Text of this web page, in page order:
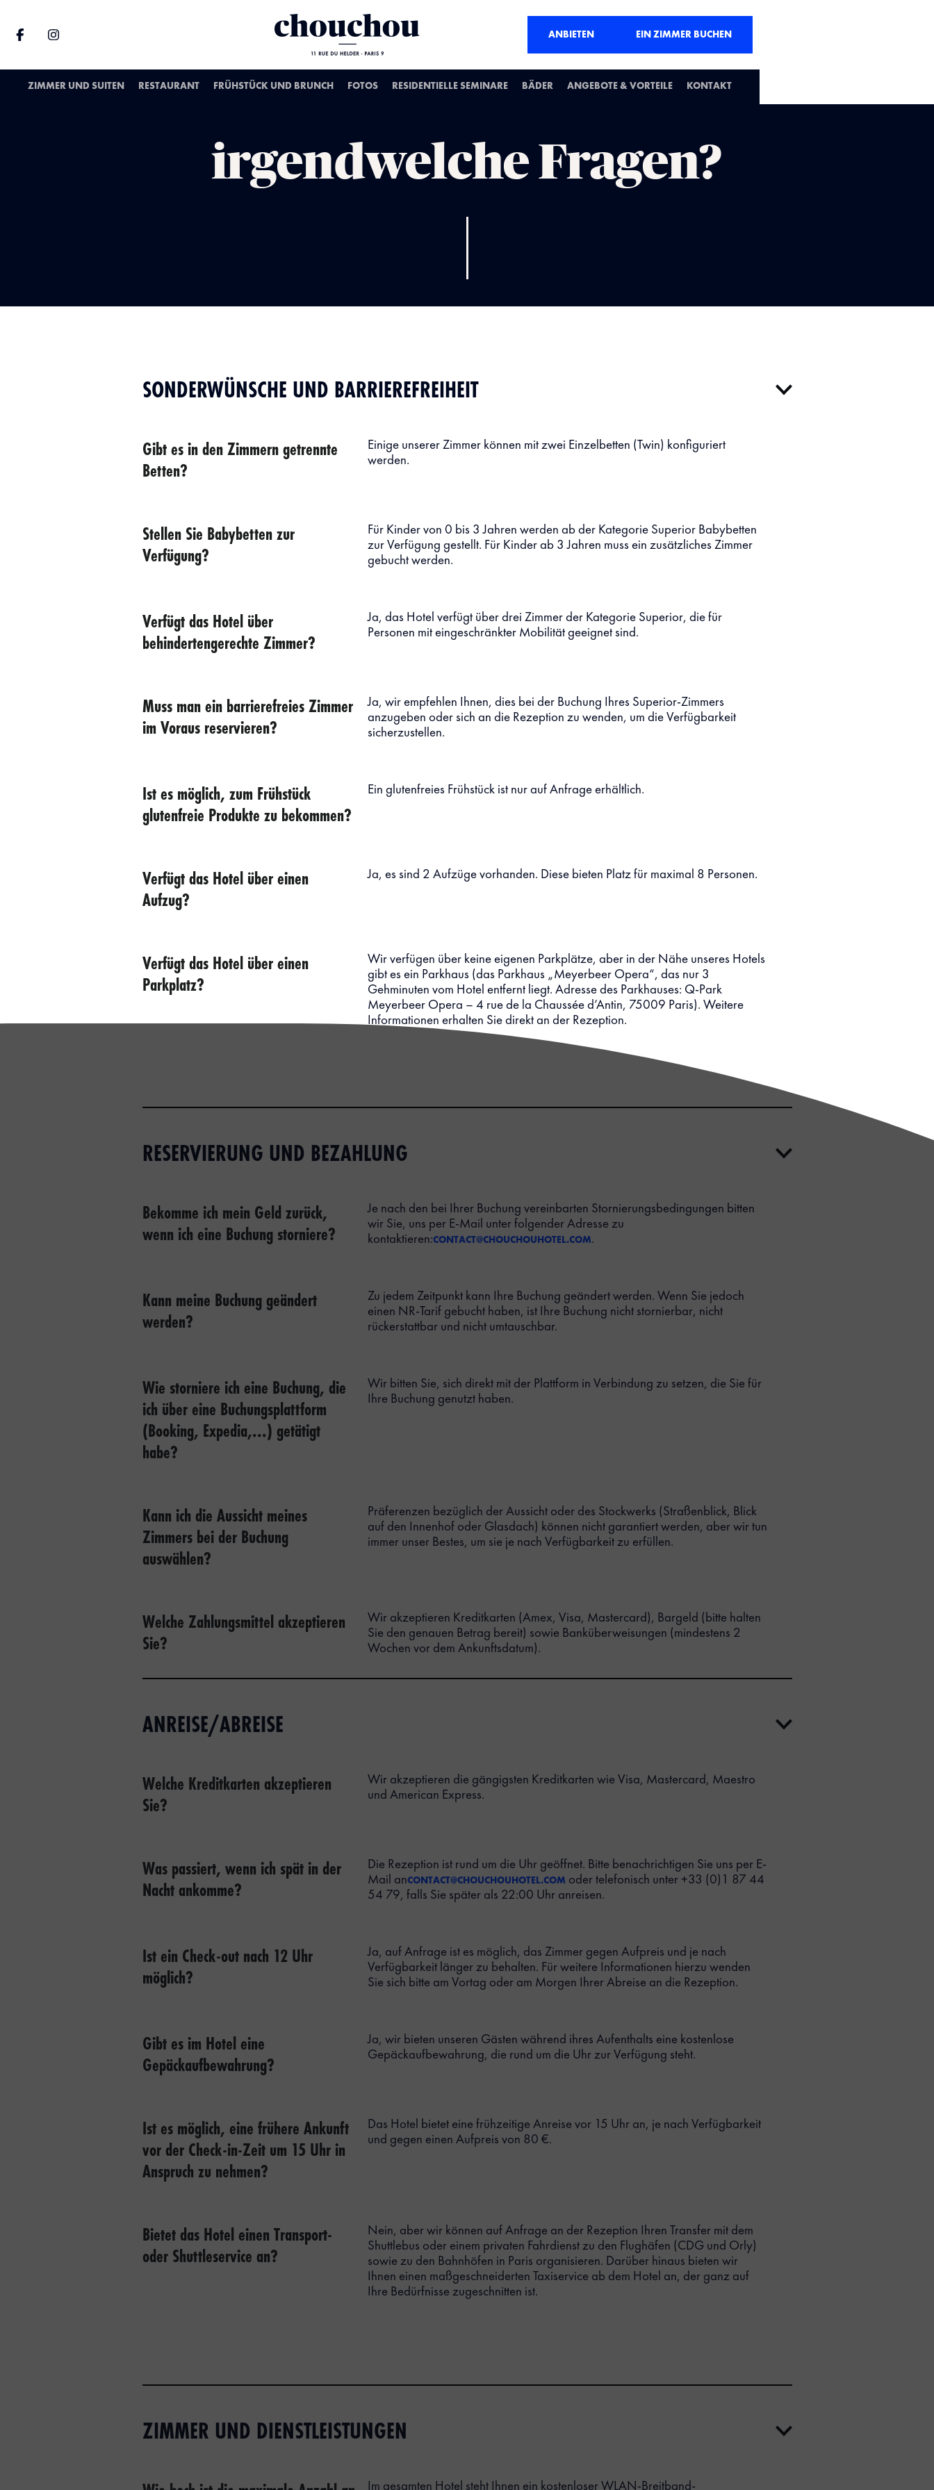
ANBIETEN EIN ZIMMER BUCHEN
ZIMMER UND SUITEN RESTAURANT FRÜHSTÜCK UND BRUNCH FOTOS RESIDENTIELLE SEMINARE BÄDER ANGEBOTE & VORTEILE KONTAKT
irgendwelche Fragen?
SONDERWÜNSCHE UND BARRIEREFREIHEIT
Gibt es in den Zimmern getrennte
Betten?
Einige unserer Zimmer können mit zwei Einzelbetten (Twin) konfiguriert
werden.
Stellen Sie Babybetten zur
Verfügung?
Für Kinder von 0 bis 3 Jahren werden ab der Kategorie Superior Babybetten
zur Verfügung gestellt. Für Kinder ab 3 Jahren muss ein zusätzliches Zimmer
gebucht werden.
Verfügt das Hotel über
behindertengerechte Zimmer?
Ja, das Hotel verfügt über drei Zimmer der Kategorie Superior, die für
Personen mit eingeschränkter Mobilität geeignet sind.
Muss man ein barrierefreies Zimmer
im Voraus reservieren?
Ja, wir empfehlen Ihnen, dies bei der Buchung Ihres Superior-Zimmers
anzugeben oder sich an die Rezeption zu wenden, um die Verfügbarkeit
sicherzustellen.
Ist es möglich, zum Frühstück
glutenfreie Produkte zu bekommen?
Ein glutenfreies Frühstück ist nur auf Anfrage erhältlich.
Verfügt das Hotel über einen
Aufzug?
Ja, es sind 2 Aufzüge vorhanden. Diese bieten Platz für maximal 8 Personen.
Verfügt das Hotel über einen
Parkplatz?
Wir verfügen über keine eigenen Parkplätze, aber in der Nähe unseres Hotels
gibt es ein Parkhaus (das Parkhaus „Meyerbeer Opera“, das nur 3
Gehminuten vom Hotel entfernt liegt. Adresse des Parkhauses: Q-Park
Meyerbeer Opera – 4 rue de la Chaussée d’Antin, 75009 Paris). Weitere
Informationen erhalten Sie direkt an der Rezeption.
RESERVIERUNG UND BEZAHLUNG
Bekomme ich mein Geld zurück,
wenn ich eine Buchung storniere?
Je nach den bei Ihrer Buchung vereinbarten Stornierungsbedingungen bitten
wir Sie, uns per E-Mail unter folgender Adresse zu
kontaktieren:CONTACT@CHOUCHOUHOTEL.COM.
Kann meine Buchung geändert
werden?
Zu jedem Zeitpunkt kann Ihre Buchung geändert werden. Wenn Sie jedoch
einen NR-Tarif gebucht haben, ist Ihre Buchung nicht stornierbar, nicht
rückerstattbar und nicht umtauschbar.
Wie storniere ich eine Buchung, die
ich über eine Buchungsplattform
(Booking, Expedia,...) getätigt
habe?
Wir bitten Sie, sich direkt mit der Plattform in Verbindung zu setzen, die Sie für
Ihre Buchung genutzt haben.
Kann ich die Aussicht meines
Zimmers bei der Buchung
auswählen?
Präferenzen bezüglich der Aussicht oder des Stockwerks (Straßenblick, Blick
auf den Innenhof oder Glasdach) können nicht garantiert werden, aber wir tun
immer unser Bestes, um sie je nach Verfügbarkeit zu erfüllen.
Welche Zahlungsmittel akzeptieren
Sie?
Wir akzeptieren Kreditkarten (Amex, Visa, Mastercard), Bargeld (bitte halten
Sie den genauen Betrag bereit) sowie Banküberweisungen (mindestens 2
Wochen vor dem Ankunftsdatum).
ANREISE/ABREISE
Welche Kreditkarten akzeptieren
Sie?
Wir akzeptieren die gängigsten Kreditkarten wie Visa, Mastercard, Maestro
und American Express.
Was passiert, wenn ich spät in der
Nacht ankomme?
Die Rezeption ist rund um die Uhr geöffnet. Bitte benachrichtigen Sie uns per E-
Mail anCONTACT@CHOUCHOUHOTEL.COM oder telefonisch unter +33 (0)1 87 44
54 79, falls Sie später als 22:00 Uhr anreisen.
Ist ein Check-out nach 12 Uhr
möglich?
Ja, auf Anfrage ist es möglich, das Zimmer gegen Aufpreis und je nach
Verfügbarkeit länger zu behalten. Für weitere Informationen hierzu wenden
Sie sich bitte am Vortag oder am Morgen Ihrer Abreise an die Rezeption.
Gibt es im Hotel eine
Gepäckaufbewahrung?
Ja, wir bieten unseren Gästen während ihres Aufenthalts eine kostenlose
Gepäckaufbewahrung, die rund um die Uhr zur Verfügung steht.
Ist es möglich, eine frühere Ankunft
vor der Check-in-Zeit um 15 Uhr in
Anspruch zu nehmen?
Das Hotel bietet eine frühzeitige Anreise vor 15 Uhr an, je nach Verfügbarkeit
und gegen einen Aufpreis von 80 €.
Bietet das Hotel einen Transport-
oder Shuttleservice an?
Nein, aber wir können auf Anfrage an der Rezeption Ihren Transfer mit dem
Shuttlebus oder einem privaten Fahrdienst zu den Flughäfen (CDG und Orly)
sowie zu den Bahnhöfen in Paris organisieren. Darüber hinaus bieten wir
Ihnen einen maßgeschneiderten Taxiservice ab dem Hotel an, der ganz auf
Ihre Bedürfnisse zugeschnitten ist.
ZIMMER UND DIENSTLEISTUNGEN
Im gesamten Hotel steht Ihnen ein kostenloser WLAN-Breitband-